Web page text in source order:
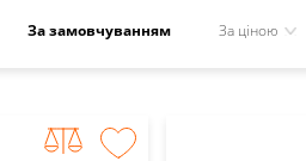
За замовчуванням За ціною